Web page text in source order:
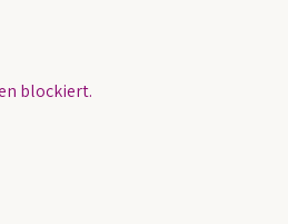
blockiert.